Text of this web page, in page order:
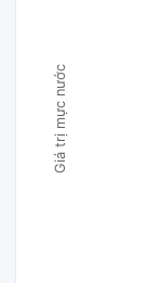
Giá trị mực nước